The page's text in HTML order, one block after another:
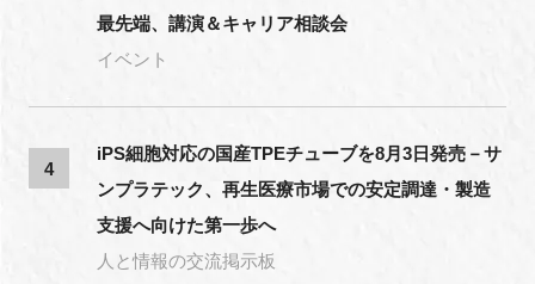
最先端、講演＆キャリア相談会
イベント
4
iPS細胞対応の国産TPEチューブを8月3日発売－サ
ンプラテック、再生医療市場での安定調達・製造
支援へ向けた第一歩へ
人と情報の交流掲示板